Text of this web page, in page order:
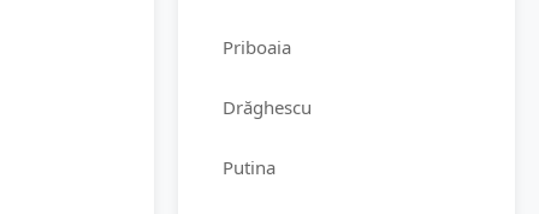
Priboaia
Drăghescu
Putina